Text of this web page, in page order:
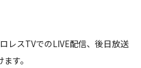
レスTVでのLIVE配信、後日放送
す。